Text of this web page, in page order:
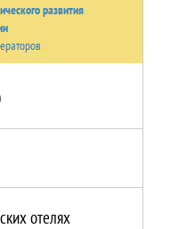
развития
отелях